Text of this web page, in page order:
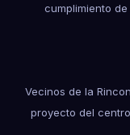
cumplimiento
Vecinos de la
proyecto del